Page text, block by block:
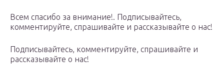
Всем спасибо за внимание!. Подписывайтесь,
комментируйте, спрашивайте и рассказывайте о нас!
Подписывайтесь, комментируйте, спрашивайте и
рассказывайте о нас!